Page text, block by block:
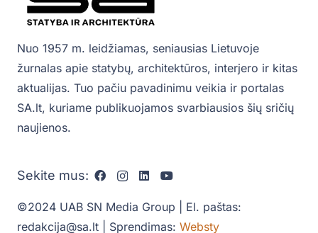
Nuo 1957 m. leidžiamas, seniausias Lietuvoje
žurnalas apie statybų, architektūros, interjero ir kitas
aktualijas. Tuo pačiu pavadinimu veikia ir portalas
SA.lt, kuriame publikuojamos svarbiausios šių sričių
naujienos.
Sekite mus:
©2024 UAB SN Media Group | El. paštas:
redakcija@sa.lt | Sprendimas: Websty